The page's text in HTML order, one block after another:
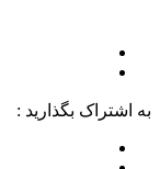
به اشتراک بگذارید :